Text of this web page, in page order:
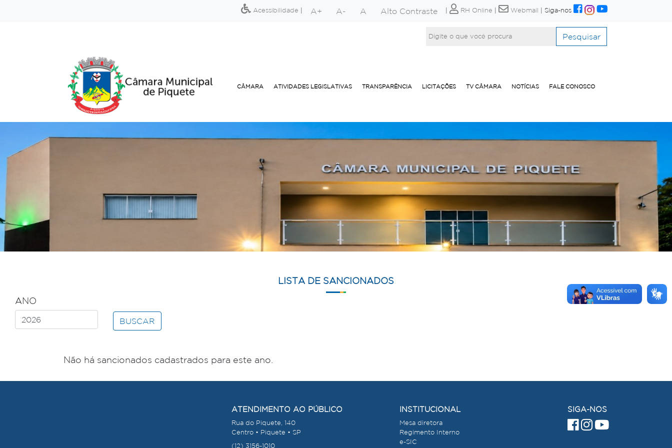
Acessibilidade A+ A- A Alto Contraste RH Online Webmail Siga-nos
Pesquisar
CÂMARA ATIVIDADES LEGISLATIVAS TRANSPARÊNCIA LICITAÇÕES TV CÂMARA NOTÍCIAS FALE CONOSCO
LISTA DE SANCIONADOS
ANO
BUSCAR
Não há sancionados cadastrados para este ano.
ATENDIMENTO AO PÚBLICO
Rua do Piquete, 140
Centro • Piquete • SP
(12) 3156-1010
INSTITUCIONAL
Mesa diretora
Regimento Interno
e-SIC
SIGA-NOS